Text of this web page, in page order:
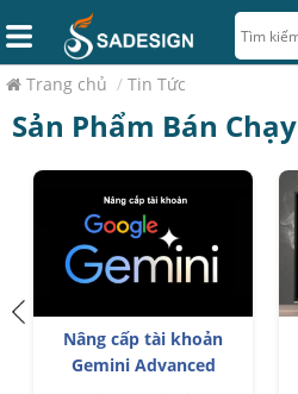
Trang chủ / Tin Tức
Sản Phẩm Bán Chạy
Nâng cấp tài khoản
Gemini Advanced